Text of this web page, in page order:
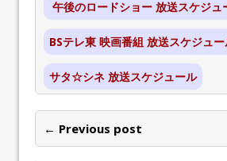
午後のロードショー 放送スケジュ
BSテレ東 映画番組 放送スケジュ
サタ☆シネ 放送スケジュール
← Previous post